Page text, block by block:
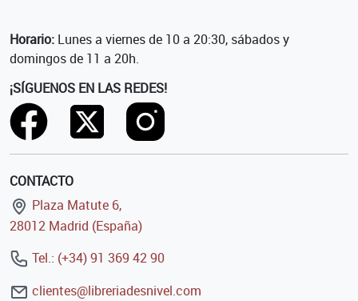
Horario: Lunes a viernes de 10 a 20:30, sábados y
domingos de 11 a 20h.
¡SÍGUENOS EN LAS REDES!
CONTACTO
Plaza Matute 6,
28012 Madrid (España)
Tel.: (+34) 91 369 42 90
clientes@libreriadesnivel.com